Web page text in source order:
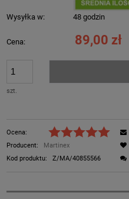
Wysyłka w: 48 godzin
Cena: 89,00 zł
szt.
Ocena:
Producent:
Martinex
Kod produktu:
Z/MA/40855566